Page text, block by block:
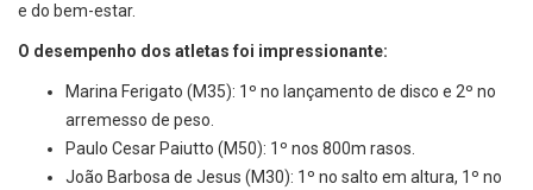
e do bem-estar.
O desempenho dos atletas foi impressionante:
Marina Ferigato (M35): 1º no lançamento de disco e 2º no
arremesso de peso.
Paulo Cesar Paiutto (M50): 1º nos 800m rasos.
João Barbosa de Jesus (M30): 1º no salto em altura, 1º no